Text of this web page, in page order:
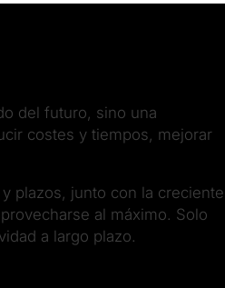
del futuro, sino una
costes y tiempos, mejorar
plazos, junto con la creciente
al máximo. Solo
a largo plazo.